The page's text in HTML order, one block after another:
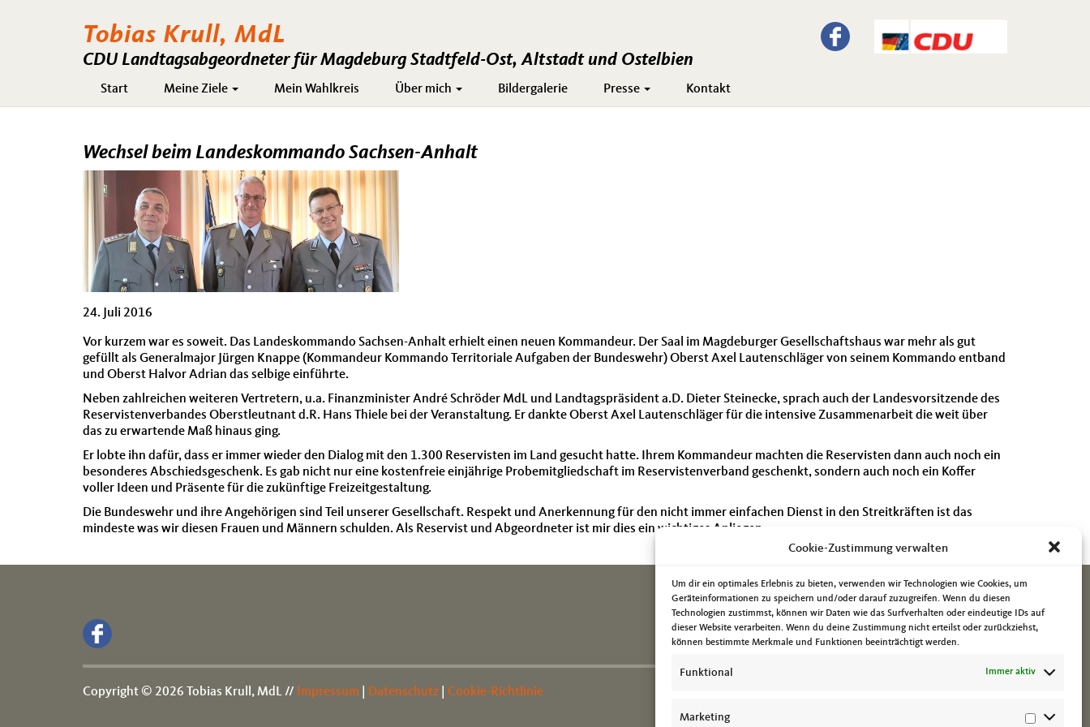
Cookie-Zustimmung verwalten
Um dir ein optimales Erlebnis zu bieten, verwenden wir Technologien wie Cookies, um
Geräteinformationen zu speichern und/oder darauf zuzugreifen. Wenn du diesen
Technologien zustimmst, können wir Daten wie das Surfverhalten oder eindeutige IDs auf
dieser Website verarbeiten. Wenn du deine Zustimmung nicht erteilst oder zurückziehst,
können bestimmte Merkmale und Funktionen beeinträchtigt werden.
Funktional Immer aktiv
Marketing
Tobias Krull, MdL
CDU Landtagsabgeordneter für Magdeburg Stadtfeld-Ost, Altstadt und Ostelbien
Hauptnavigation
Start Meine Ziele Mein Wahlkreis Über mich Bildergalerie Presse Kontakt
Wechsel beim Landeskommando Sachsen-Anhalt
24. Juli 2016
Vor kurzem war es soweit. Das Landeskommando Sachsen-Anhalt erhielt einen neuen Kommandeur. Der Saal im Magdeburger Gesellschaftshaus war mehr als gut
gefüllt als Generalmajor Jürgen Knappe (Kommandeur Kommando Territoriale Aufgaben der Bundeswehr) Oberst Axel Lautenschläger von seinem Kommando entband
und Oberst Halvor Adrian das selbige einführte.
Neben zahlreichen weiteren Vertretern, u.a. Finanzminister André Schröder MdL und Landtagspräsident a.D. Dieter Steinecke, sprach auch der Landesvorsitzende des
Reservistenverbandes Oberstleutnant d.R. Hans Thiele bei der Veranstaltung. Er dankte Oberst Axel Lautenschläger für die intensive Zusammenarbeit die weit über
das zu erwartende Maß hinaus ging.
Er lobte ihn dafür, dass er immer wieder den Dialog mit den 1.300 Reservisten im Land gesucht hatte. Ihrem Kommandeur machten die Reservisten dann auch noch ein
besonderes Abschiedsgeschenk. Es gab nicht nur eine kostenfreie einjährige Probemitgliedschaft im Reservistenverband geschenkt, sondern auch noch ein Koffer
voller Ideen und Präsente für die zukünftige Freizeitgestaltung.
Die Bundeswehr und ihre Angehörigen sind Teil unserer Gesellschaft. Respekt und Anerkennung für den nicht immer einfachen Dienst in den Streitkräften ist das
mindeste was wir diesen Frauen und Männern schulden. Als Reservist und Abgeordneter ist mir dies ein wichtiges Anliegen.
Copyright © 2026 Tobias Krull, MdL // Impressum Datenschutz Cookie-Richtlinie